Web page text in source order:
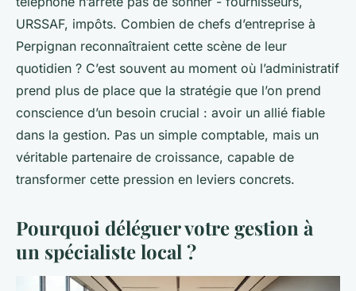
URSSAF, impôts. Combien de chefs d’entreprise à
Perpignan reconnaîtraient cette scène de leur
quotidien ? C’est souvent au moment où l’administratif
prend plus de place que la stratégie que l’on prend
conscience d’un besoin crucial : avoir un allié fiable
dans la gestion. Pas un simple comptable, mais un
véritable partenaire de croissance, capable de
transformer cette pression en leviers concrets.
Pourquoi déléguer votre gestion à
un spécialiste local ?